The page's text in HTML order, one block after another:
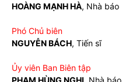
HOÀNG MẠNH HÀ, Nhà báo
Phó Chủ biên
NGUYỄN BÁCH, Tiến sĩ
Ủy viên Ban Biên tập
PHẠM HÙNG NGHỊ , Nhà báo